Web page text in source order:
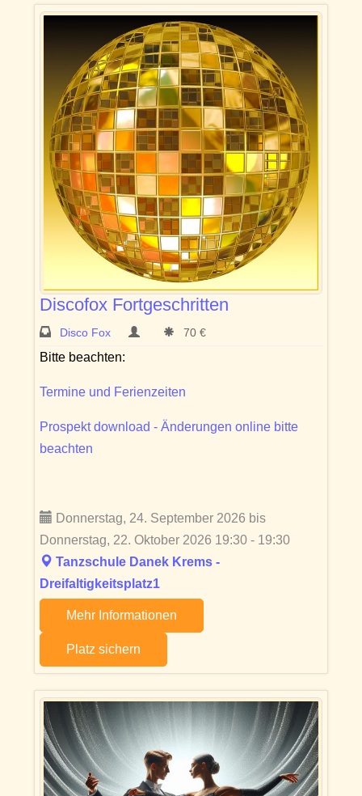
Discofox Fortgeschritten
Disco Fox 70 €
Bitte beachten:
Termine und Ferienzeiten
Prospekt download - Änderungen online bitte
beachten
Donnerstag, 24. September 2026 bis
Donnerstag, 22. Oktober 2026 19:30 - 19:30
Tanzschule Danek Krems -
Dreifaltigkeitsplatz1
Mehr Informationen
Platz sichern